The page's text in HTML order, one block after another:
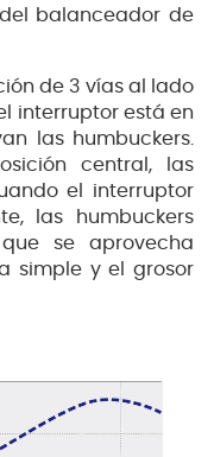
balanceador de
de 3 vías al lado
interruptor está en
las humbuckers.
central, las
el interruptor
las humbuckers
se aprovecha
simple y el grosor